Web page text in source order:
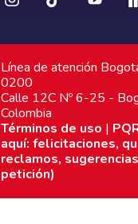
Línea de atención
0200
Calle 12C Nº 6-25 -
Colombia
Términos de uso |
aquí: felicitaciones,
reclamos,
petición)